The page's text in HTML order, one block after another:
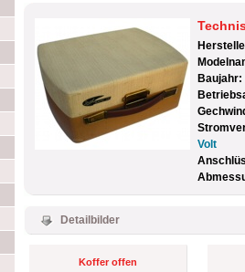
Baujahr:
Volt
Detailbilder
Koffer offen